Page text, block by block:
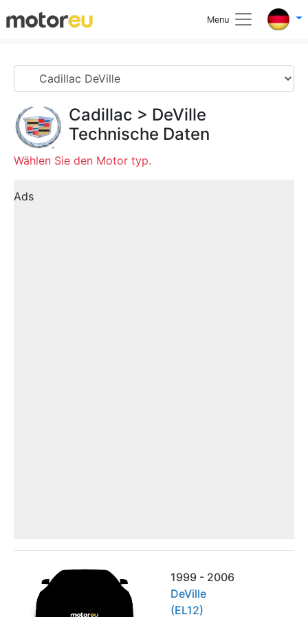
Menu
Cadillac > DeVille
Technische Daten
Wählen Sie den Motor typ.
Ads
1999 - 2006
DeVille
(EL12)